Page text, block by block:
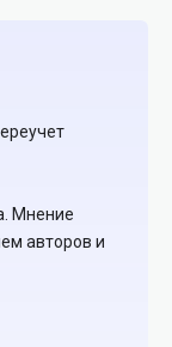
Мнение
авторов и